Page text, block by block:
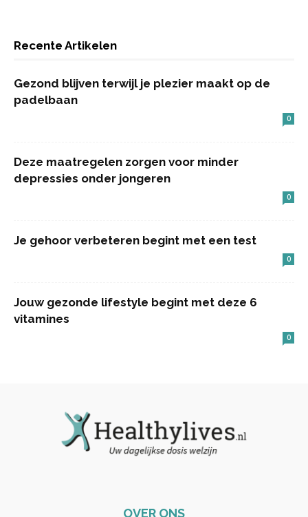
Recente Artikelen
Gezond blijven terwijl je plezier maakt op de
padelbaan
0
Deze maatregelen zorgen voor minder
depressies onder jongeren
0
Je gehoor verbeteren begint met een test
0
Jouw gezonde lifestyle begint met deze 6
vitamines
0
OVER ONS